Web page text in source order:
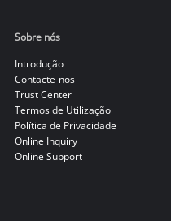
Sobre nós
Introdução
Contacte-nos
Trust Center
Termos de Utilização
Política de Privacidade
Online Inquiry
Online Support